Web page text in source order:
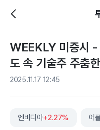
WEEKLY 미증시 -
도 속 기술주 주춤
2025.11.17 12:45
엔비디아+2.27%